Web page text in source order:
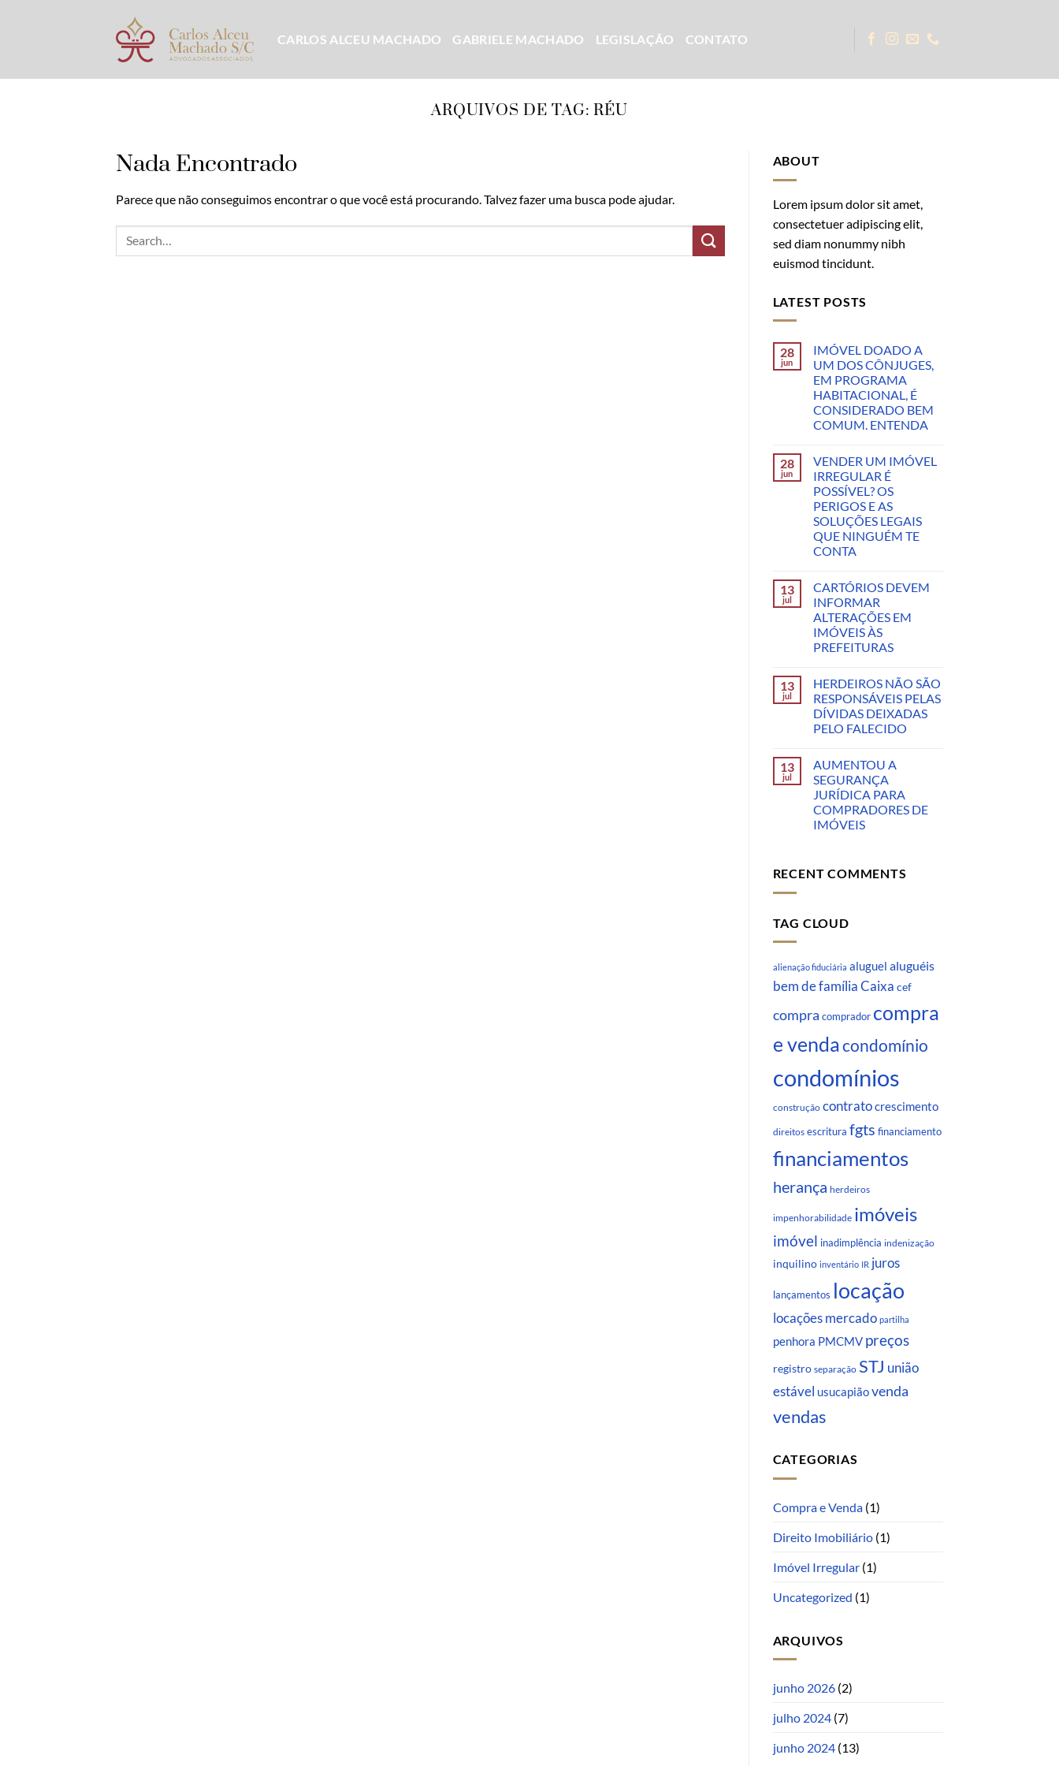
CARLOS ALCEU MACHADO GABRIELE MACHADO LEGISLAÇÃO CONTATO
ARQUIVOS DE TAG:RÉU
Nada Encontrado
Parece que não conseguimos encontrar o que você está procurando. Talvez fazer uma busca pode ajudar.
ABOUT
Lorem ipsum dolor sit amet,
consectetuer adipiscing elit,
sed diam nonummy nibh
euismod tincidunt.
LATEST POSTS
28
jun
IMÓVEL DOADO A
UM DOS CÔNJUGES,
EM PROGRAMA
HABITACIONAL, É
CONSIDERADO BEM
COMUM. ENTENDA
28
jun
VENDER UM IMÓVEL
IRREGULAR É
POSSÍVEL? OS
PERIGOS E AS
SOLUÇÕES LEGAIS
QUE NINGUÉM TE
CONTA
13
jul
CARTÓRIOS DEVEM
INFORMAR
ALTERAÇÕES EM
IMÓVEIS ÀS
PREFEITURAS
13
jul
HERDEIROS NÃO SÃO
RESPONSÁVEIS PELAS
DÍVIDAS DEIXADAS
PELO FALECIDO
13
jul
AUMENTOU A
SEGURANÇA
JURÍDICA PARA
COMPRADORES DE
IMÓVEIS
RECENT COMMENTS
TAG CLOUD
alienação fiduciária aluguel aluguéis
bem de família Caixa cef
compra comprador compra
e vendacondomínio
condomínios
construção contratocrescimento
direitos escritura fgts financiamento
financiamentos
herança herdeiros
impenhorabilidade imóveis
imóvel inadimplência indenização
inquilino inventário IR juros
lançamentos locação
locações mercado partilha
penhora PMCMV preços
registro separação STJ união
estável usucapiãovenda
vendas
CATEGORIAS
Compra e Venda(1)
Direito Imobiliário(1)
Imóvel Irregular(1)
Uncategorized (1)
ARQUIVOS
junho 2026(2)
julho 2024(7)
junho 2024(13)